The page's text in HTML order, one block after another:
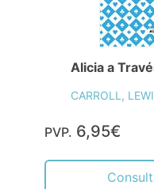
Alicia a
CARROLL,
PVP. 6,95€